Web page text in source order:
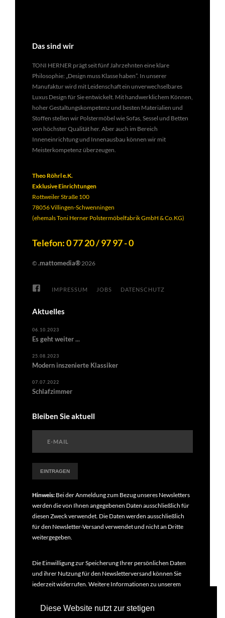
Diese Website nutzt zur stetigen
Das sind wir
TONI HERNER prägt seit fünf Jahrzehnten eine klare
Philosophie: „Design muss Klasse haben”. In unserer
Manufaktur wird mit Leidenschaft ein unverwechselbares
Luxus Design für Sie entwickelt. Mit handwerklichem Können,
hoher Gestaltungskompetenz und besten Materialien und
Stoffen stellen wir Polstermöbel wie Sofas, Sessel und Betten
von höchster Qualität her. Aber auch im Bereich
Inneneinrichtung und Innenausbau können wir mit
Meisterkompetenz überzeugen.
Theo Röhrl e.K.
Exklusive Einrichtungen
Rottweiler Straße 100
78056 Villingen-Schwenningen
(ehemals Toni Herner Polstermöbelfabrik GmbH & Co.KG)
Telefon: 0 77 20 / 97 97 - 0
© .mattomedia® 2026
IMPRESSUM JOBS DATENSCHUTZ
Aktuelles
06.10.2023
Es geht weiter ...
25.08.2023
Modern inszenierte Klassiker
07.07.2022
Schlafzimmer
Bleiben Sie aktuell
Hinweis: Bei der Anmeldung zum Bezug unseres Newsletters
werden die von Ihnen angegebenen Daten ausschließlich für
diesen Zweck verwendet. Die Daten werden ausschließlich
für den Newsletter-Versand verwendet und nicht an Dritte
weitergegeben.
Die Einwilligung zur Speicherung Ihrer persönlichen Daten
und ihrer Nutzung für den Newsletterversand können Sie
jederzeit widerrufen. Weitere Informationen zu unserem
Datenschutzbestimmungen